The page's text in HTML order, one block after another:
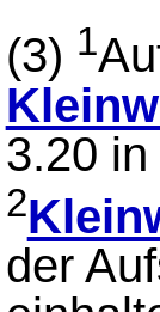
(3) 1
3.20
2
der